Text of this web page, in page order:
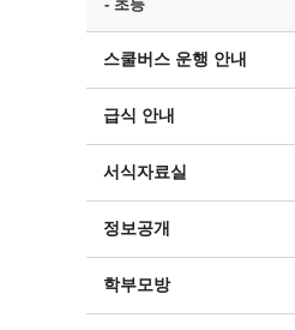
- 초등
스쿨버스 운행 안내
급식 안내
서식자료실
정보공개
학부모방